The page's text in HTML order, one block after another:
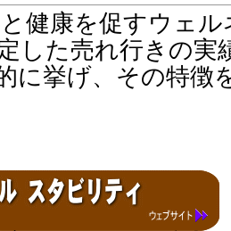
健康を促すウェル
した売れ行きの実
に挙げ、その特徴